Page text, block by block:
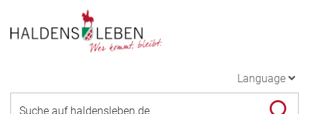
Language